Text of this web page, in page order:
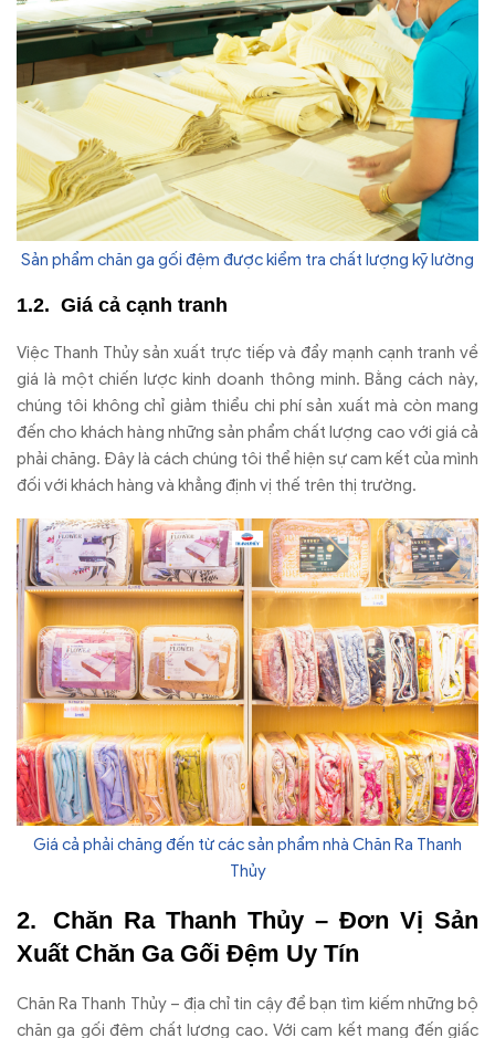
Sản phẩm chăn ga gối đệm được kiểm tra chất lượng kỹ lường
Giá cả cạnh tranh
Việc Thanh Thủy sản xuất trực tiếp và đẩy mạnh cạnh tranh về
giá là một chiến lược kinh doanh thông minh. Bằng cách này,
chúng tôi không chỉ giảm thiểu chi phí sản xuất mà còn mang
đến cho khách hàng những sản phẩm chất lượng cao với giá cả
phải chăng. Đây là cách chúng tôi thể hiện sự cam kết của mình
đối với khách hàng và khẳng định vị thế trên thị trường.
Giá cả phải chăng đến từ các sản phẩm nhà Chăn Ra Thanh
Thủy
Chăn Ra Thanh Thủy – Đơn Vị Sản
Xuất Chăn Ga Gối Đệm Uy Tín
Chăn Ra Thanh Thủy – địa chỉ tin cậy để bạn tìm kiếm những bộ
chăn ga gối đệm chất lượng cao. Với cam kết mang đến giấc